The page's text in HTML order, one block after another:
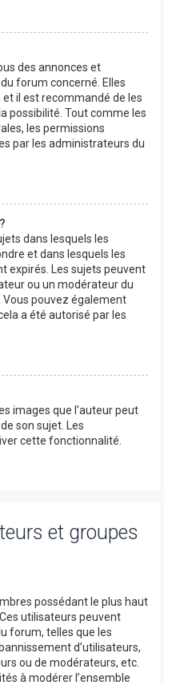
des annonces et
forum concerné. Elles
il est recommandé de les
possibilité. Tout comme les
les permissions
par les administrateurs du
dans lesquels les
et dans lesquels les
expirés. Les sujets peuvent
ou un modérateur du
pouvez également
a été autorisé par les
images que l’auteur peut
son sujet. Les
cette fonctionnalité.
et groupes
possédant le plus haut
utilisateurs peuvent
forum, telles que les
d’utilisateurs,
ou de modérateurs, etc.
à modérer l’ensemble